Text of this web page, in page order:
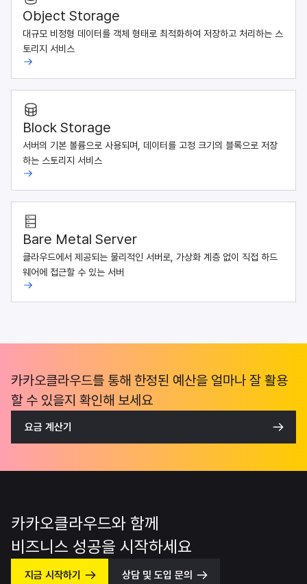
Object Storage
대규모 비정형 데이터를 객체 형태로 최적화하여 저장하고 처리하는 스
토리지 서비스
Block Storage
서버의 기본 볼륨으로 사용되며, 데이터를 고정 크기의 블록으로 저장
하는 스토리지 서비스
Bare Metal Server
클라우드에서 제공되는 물리적인 서버로, 가상화 계층 없이 직접 하드
웨어에 접근할 수 있는 서버
카카오클라우드를 통해 한정된 예산을 얼마나 잘 활용
할 수 있을지 확인해 보세요
요금 계산기
카카오클라우드와 함께
비즈니스 성공을 시작하세요
지금 시작하기 상담 및 도입 문의